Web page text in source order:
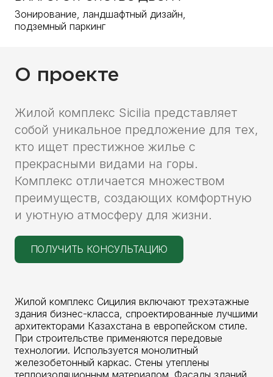
Зонирование, ландшафтный дизайн,
подземный паркинг
О проекте
Жилой комплекс Sicilia представляет
собой уникальное предложение для тех,
кто ищет престижное жилье с
прекрасными видами на горы.
Комплекс отличается множеством
преимуществ, создающих комфортную
и уютную атмосферу для жизни.
ПОЛУЧИТЬ КОНСУЛЬТАЦИЮ
Жилой комплекс Сицилия включают трехэтажные
здания бизнес-класса, спроектированные лучшими
архитекторами Казахстана в европейском стиле.
При строительстве применяются передовые
технологии. Используется монолитный
железобетонный каркас. Стены утеплены
теплоизоляционным материалом. Фасады зданий